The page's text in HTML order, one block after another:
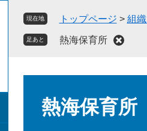
現在地 トップページ > 組
足あと 熱海保育所
熱海保育所